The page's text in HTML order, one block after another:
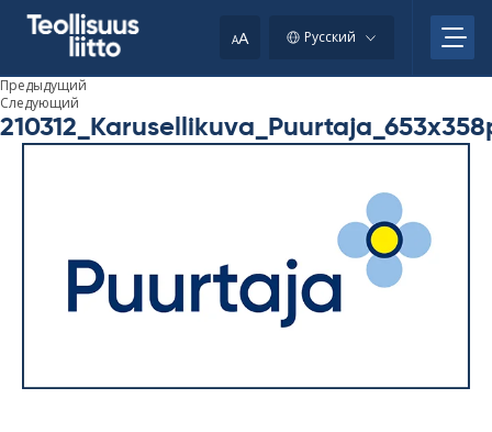
AA Русский
Предыдущий
Следующий